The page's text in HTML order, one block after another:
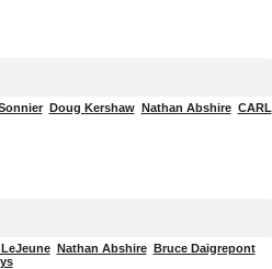
Doug Kershaw Nathan Abshire CARL
Nathan Abshire Bruce Daigrepont